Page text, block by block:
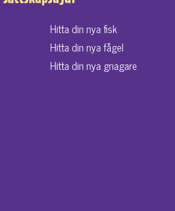
Hitta din nya fisk
Hitta din nya fågel
Hitta din nya gnagare